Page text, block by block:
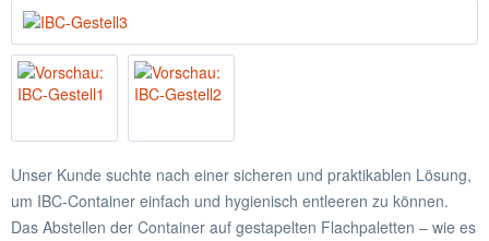
Unser Kunde suchte nach einer sicheren und praktikablen Lösung,
um IBC-Container einfach und hygienisch entleeren zu können.
Das Abstellen der Container auf gestapelten Flachpaletten – wie es